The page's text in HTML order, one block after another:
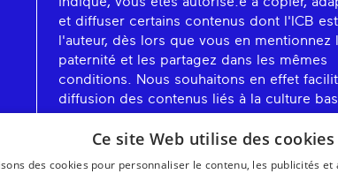
et diffuser certains contenus dont l'ICB est
l'auteur, dès lors que vous en mentionnez
paternité et les partagez dans les mêmes
conditions. Nous souhaitons en effet
diffusion des contenus liés à la culture
Ce site Web utilise des cookies
des cookies pour personnaliser le contenu, les publicités